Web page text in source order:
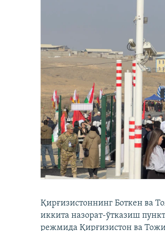
Қирғизистоннинг Боткен ва
иккита назорат-ўтказиш
режмида Қирғизистон ва